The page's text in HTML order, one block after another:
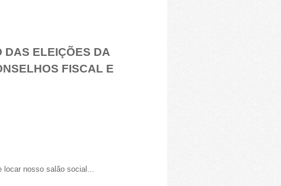
DAS ELEIÇÕES DA
FISCAL E
locar nosso salão social...